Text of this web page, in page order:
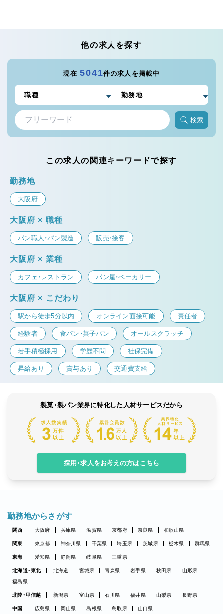
他の求人を探す
現在5041件の求人を掲載中
検索
この求人の関連キーワードで探す
勤務地
大阪府
大阪府 × 職種
パン職人・パン製造 販売・接客
大阪府 × 業種
カフェ・レストラン パン屋・ベーカリー
大阪府 × こだわり
駅から徒歩5分以内 オンライン面接可能 責任者
経験者 食パン・菓子パン オールスクラッチ
若手積極採用 学歴不問 社保完備
昇給あり 賞与あり 交通費支給
製菓・製パン業界に特化した人材サービスだから
採用・求人をお考えの方はこちら
勤務地からさがす
関西 大阪府 兵庫県 滋賀県 京都府 奈良県 和歌山県
関東 東京都 神奈川県 千葉県 埼玉県 茨城県 栃木県 群馬県
東海 愛知県 静岡県 岐阜県 三重県
北海道・東北 北海道 宮城県 青森県 岩手県 秋田県
山形県
福島県
北陸・甲信越 新潟県 富山県 石川県 福井県 山梨県 長野県
中国 広島県 岡山県 島根県 鳥取県 山口県